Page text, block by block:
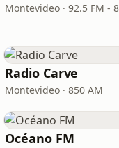
Radio Carve
Montevideo · 850 AM
Océano FM